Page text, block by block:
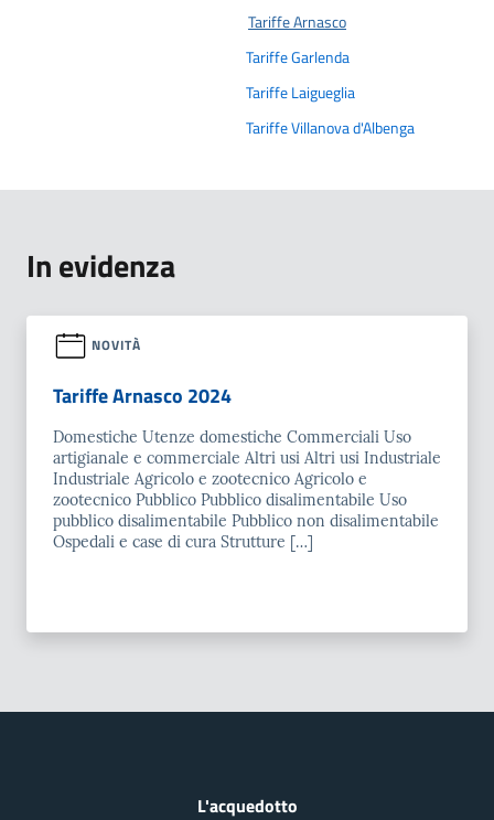
Tariffe Arnasco
Tariffe Garlenda
Tariffe Laigueglia
Tariffe Villanova d'Albenga
In evidenza
NOVITÀ
Tariffe Arnasco 2024
Domestiche Utenze domestiche Commerciali Uso
artigianale e commerciale Altri usi Altri usi Industriale
Industriale Agricolo e zootecnico Agricolo e
zootecnico Pubblico Pubblico disalimentabile Uso
pubblico disalimentabile Pubblico non disalimentabile
Ospedali e case di cura Strutture […]
L'acquedotto